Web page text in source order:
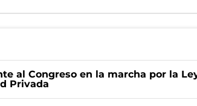
al Congreso en la marcha por la
Privada